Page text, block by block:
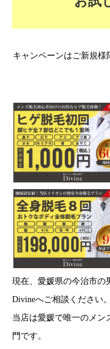
キャンペーンはご新規様
現在、愛媛県の今治市の
Divineへご相談ください。
当店は愛媛で唯一のメン
門です。